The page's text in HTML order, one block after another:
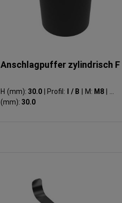
Anschlagpuffer zylindrisch F
H (mm):30.0 Profil: I / B M: M8
(mm): 30.0